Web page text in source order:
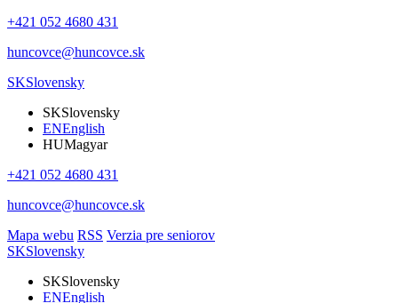
+421 052 4680 431
huncovce@huncovce.sk
SKSlovensky
SKSlovensky
ENEnglish
HUMagyar
+421 052 4680 431
huncovce@huncovce.sk
Mapa webu RSS Verzia pre seniorov
SKSlovensky
SKSlovensky
ENEnglish